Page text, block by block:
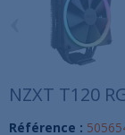
NZXT T120
Référence :